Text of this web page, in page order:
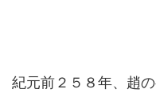
紀元前２５８年、趙